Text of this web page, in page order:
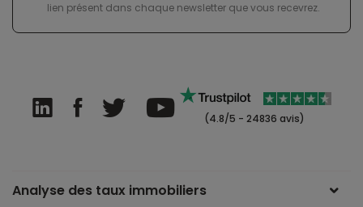
lien présent dans chaque newsletter que vous recevrez.
(4.8/5 - 24836 avis)
Analyse des taux immobiliers